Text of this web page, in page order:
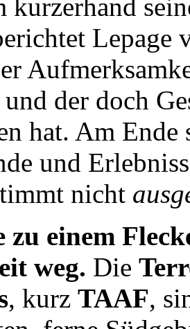
Lepage
der doch
hat. Am Ende
und
nicht
zu einem
weg. Die
, kurz TAAF,